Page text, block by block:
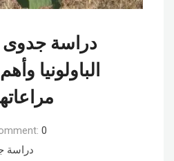
دراسة
الباولونيا
0
دراسة